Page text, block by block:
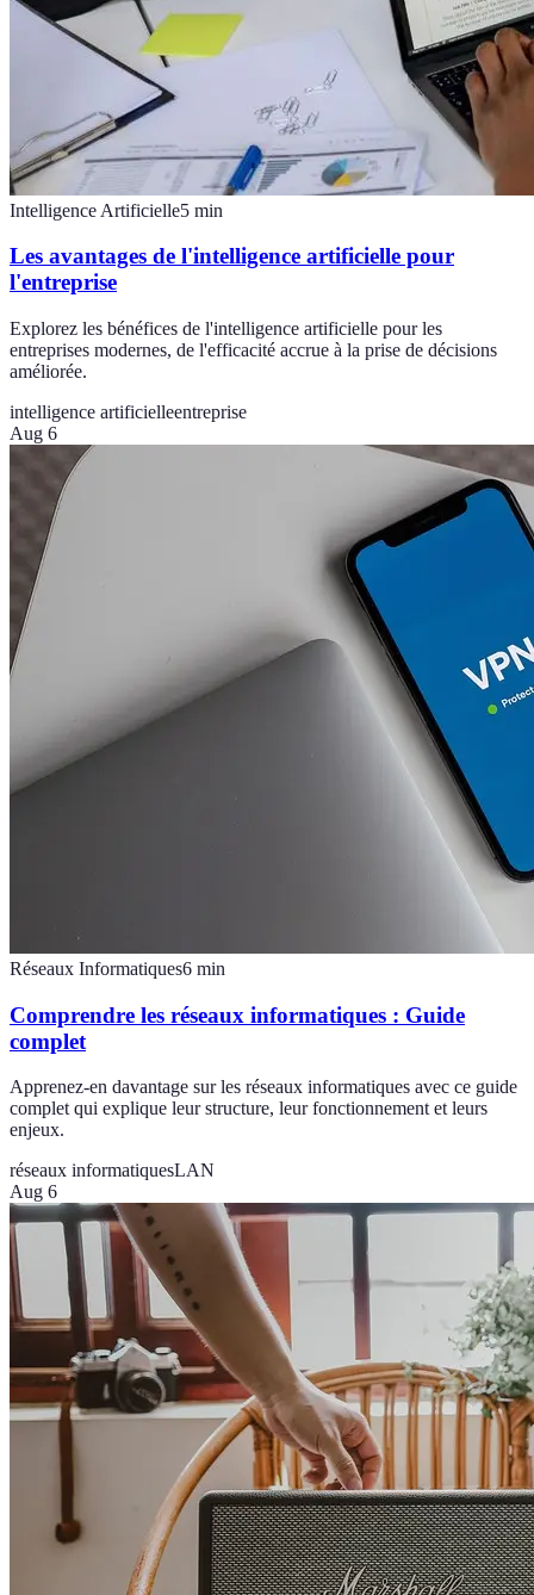
Intelligence Artificielle5 min
Les avantages de l'intelligence artificielle pour
l'entreprise
Explorez les bénéfices de l'intelligence artificielle pour les
entreprises modernes, de l'efficacité accrue à la prise de décisions
améliorée.
intelligence artificielleentreprise
Aug 6
Réseaux Informatiques6 min
Comprendre les réseaux informatiques : Guide
complet
Apprenez-en davantage sur les réseaux informatiques avec ce guide
complet qui explique leur structure, leur fonctionnement et leurs
enjeux.
réseaux informatiquesLAN
Aug 6